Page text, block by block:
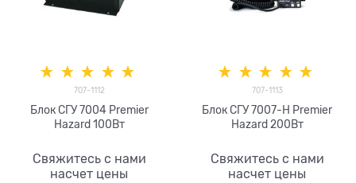
707-1112
Блок СГУ 7004 Premier
Hazard 100Вт
Свяжитесь с нами
насчет цены
707-1113
Блок СГУ 7007-H Premier
Hazard 200Вт
Свяжитесь с нами
насчет цены